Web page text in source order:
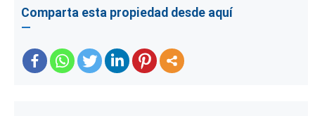
Comparta esta propiedad desde aquí